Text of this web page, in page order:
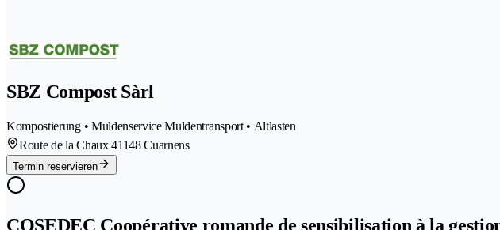
SBZ Compost Sàrl
Kompostierung • Muldenservice Muldentransport • Altlasten
Route de la Chaux 41148 Cuarnens
Termin reservieren
COSEDEC Coopérative romande de sensibilisation à la